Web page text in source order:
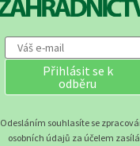
Přihlásit se k
odběru
Odesláním souhlasíte se
osobních údajů za účelem